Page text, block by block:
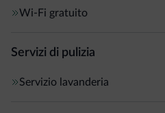
Wi-Fi gratuito
Servizi di pulizia
Servizio lavanderia